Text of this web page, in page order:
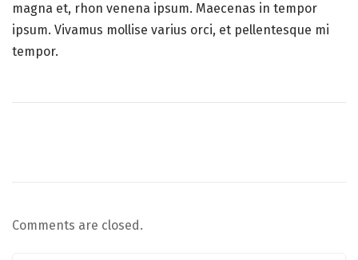
magna et, rhon venena ipsum. Maecenas in tempor
ipsum. Vivamus mollise varius orci, et pellentesque mi
tempor.
Comments are closed.